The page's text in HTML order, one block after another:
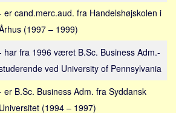
er cand.merc.aud. fra Handelshøjskolen i
(1997 – 1999)
har fra 1996 været B.Sc. Business Adm.-
ved University of Pennsylvania
er B.Sc. Business Adm. fra Syddansk
Universitet (1994 – 1997)